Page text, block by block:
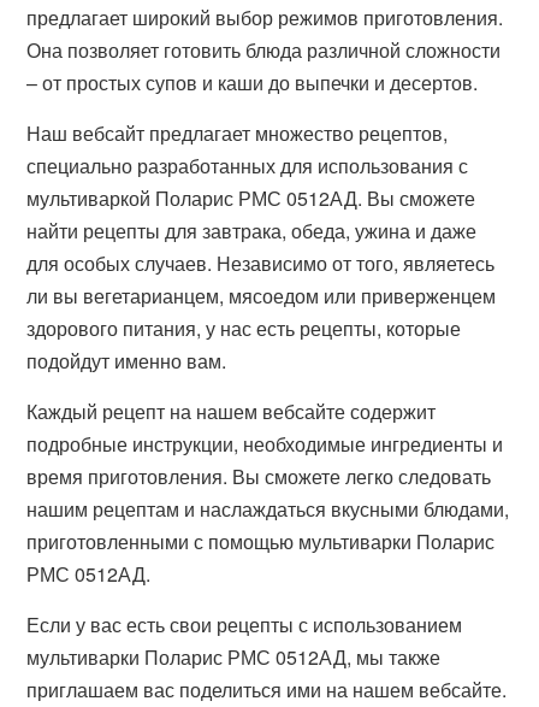
предлагает широкий выбор режимов приготовления.
Она позволяет готовить блюда различной сложности
– от простых супов и каши до выпечки и десертов.
Наш вебсайт предлагает множество рецептов,
специально разработанных для использования с
мультиваркой Поларис РМС 0512АД. Вы сможете
найти рецепты для завтрака, обеда, ужина и даже
для особых случаев. Независимо от того, являетесь
ли вы вегетарианцем, мясоедом или приверженцем
здорового питания, у нас есть рецепты, которые
подойдут именно вам.
Каждый рецепт на нашем вебсайте содержит
подробные инструкции, необходимые ингредиенты и
время приготовления. Вы сможете легко следовать
нашим рецептам и наслаждаться вкусными блюдами,
приготовленными с помощью мультиварки Поларис
РМС 0512АД.
Если у вас есть свои рецепты с использованием
мультиварки Поларис РМС 0512АД, мы также
приглашаем вас поделиться ими на нашем вебсайте.